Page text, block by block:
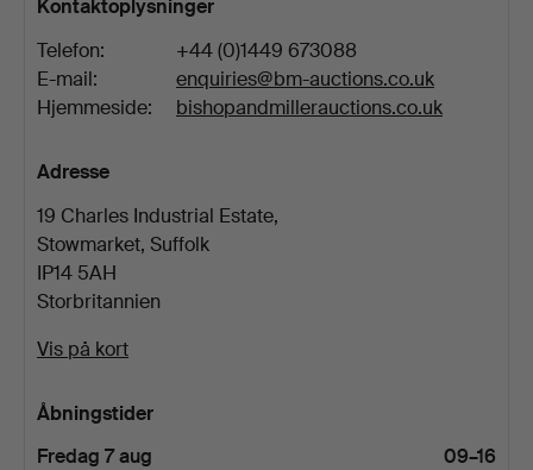
Kontaktoplysninger
Telefon:
+44 (0)1449 673088
E-mail:
enquiries@bm-auctions.co.uk
Hjemmeside:
bishopandmillerauctions.co.uk
Adresse
19 Charles Industrial Estate,
Stowmarket, Suffolk
IP14 5AH
Storbritannien
Vis på kort
Åbningstider
Fredag 7 aug
09–16